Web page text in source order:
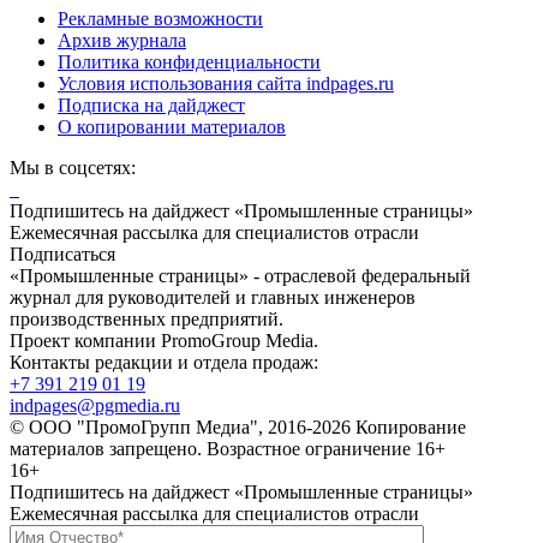
Рекламные возможности
Архив журнала
Политика конфиденциальности
Условия использования сайта indpages.ru
Подписка на дайджест
О копировании материалов
Мы в соцсетях:
Подпишитесь на дайджест «Промышленные страницы»
Ежемесячная рассылка для специалистов отрасли
Подписаться
«Промышленные страницы» - отраслевой федеральный
журнал для руководителей и главных инженеров
производственных предприятий.
Проект компании PromoGroup Media.
Контакты редакции и отдела продаж:
+7 391 219 01 19
indpages@pgmedia.ru
© ООО "ПромоГрупп Медиа", 2016-2026 Копирование
материалов запрещено. Возрастное ограничение 16+
16+
Подпишитесь на дайджест «Промышленные страницы»
Ежемесячная рассылка для специалистов отрасли